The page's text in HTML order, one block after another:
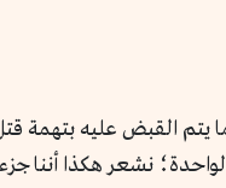
نشعر هكذا أننا